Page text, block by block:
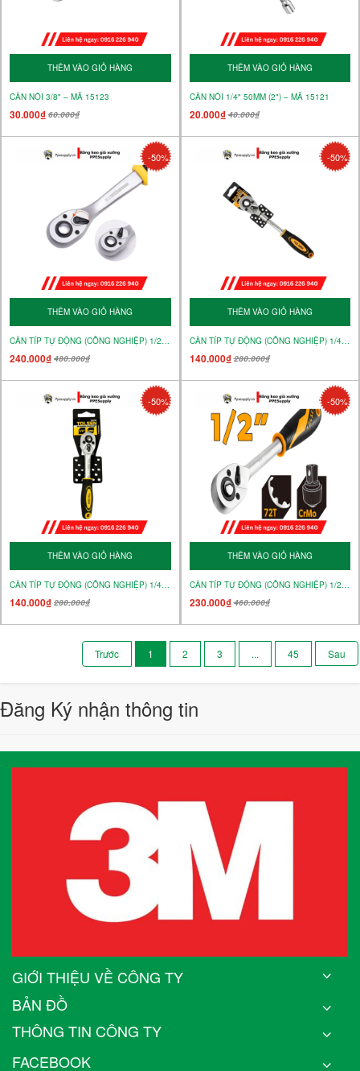
THÊM VÀO GIỎ HÀNG
CẦN NỐI 3/8" – MÃ 15123
30.000₫ 60.000₫
THÊM VÀO GIỎ HÀNG
CẦN NỐI 1/4" 50MM (2") – MÃ 15121
20.000₫40.000₫
-50%
THÊM VÀO GIỎ HÀNG
CẦN TÍP TỰ ĐỘNG (CÔNG NGHIỆP) 1/2" – MÃ 16120
240.000₫ 480.000₫
-50%
THÊM VÀO GIỎ HÀNG
CẦN TÍP TỰ ĐỘNG (CÔNG NGHIỆP) 1/4" – MÃ 16118
140.000₫280.000₫
-50%
THÊM VÀO GIỎ HÀNG
CẦN TÍP TỰ ĐỘNG (CÔNG NGHIỆP) 1/4" – MÃ 15118
140.000₫ 280.000₫
-50%
THÊM VÀO GIỎ HÀNG
CẦN TÍP TỰ ĐỘNG (CÔNG NGHIỆP) 1/2" – MÃ 15120
230.000₫460.000₫
1 2 3 ... 45
Đăng Ký nhận thông tin
GIỚI THIỆU VỀ CÔNG TY
BẢN ĐỒ
THÔNG TIN CÔNG TY
FACEBOOK